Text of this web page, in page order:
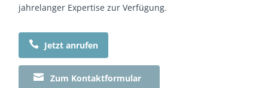
jahrelanger Expertise zur Verfügung.
 Jetzt anrufen
 Zum Kontaktformular